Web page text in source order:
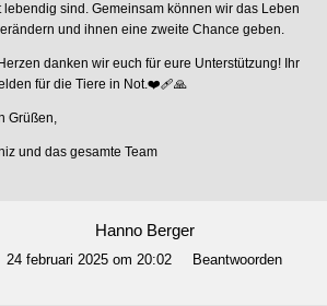
lebendig sind. Gemeinsam können wir das Leben
und ihnen eine zweite Chance geben.
danken wir euch für eure Unterstützung! Ihr
für die Tiere in Not.❤️‍🩹🙏
Grüßen,
und das gesamte Team
Hanno Berger
24 februari 2025 om 20:02 Beantwoorden